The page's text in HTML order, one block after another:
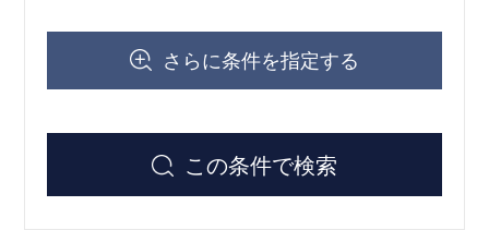
さらに条件を指定する
この条件で検索